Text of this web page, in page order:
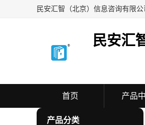
民安汇
首页 产品
产品分类